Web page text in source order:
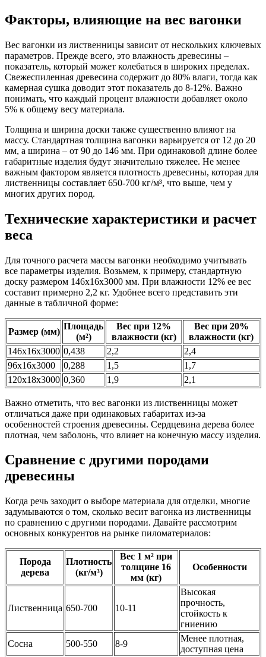
Факторы, влияющие на вес вагонки
Вес вагонки из лиственницы зависит от нескольких ключевых
параметров. Прежде всего, это влажность древесины –
показатель, который может колебаться в широких пределах.
Свежеспиленная древесина содержит до 80% влаги, тогда как
камерная сушка доводит этот показатель до 8-12%. Важно
понимать, что каждый процент влажности добавляет около
5% к общему весу материала.
Толщина и ширина доски также существенно влияют на
массу. Стандартная толщина вагонки варьируется от 12 до 20
мм, а ширина – от 90 до 146 мм. При одинаковой длине более
габаритные изделия будут значительно тяжелее. Не менее
важным фактором является плотность древесины, которая для
лиственницы составляет 650-700 кг/м³, что выше, чем у
многих других пород.
Технические характеристики и расчет
веса
Для точного расчета массы вагонки необходимо учитывать
все параметры изделия. Возьмем, к примеру, стандартную
доску размером 146х16х3000 мм. При влажности 12% ее вес
составит примерно 2,2 кг. Удобнее всего представить эти
данные в табличной форме:
Размер (мм)
Площадь
(м²)
Вес при 12%
влажности (кг)
Вес при 20%
влажности (кг)
146х16х3000 0,438 2,2
2,4
96х16х3000
0,288 1,5
1,7
120х18х3000 0,360 1,9 2,1
Важно отметить, что вес вагонки из лиственницы может
отличаться даже при одинаковых габаритах из-за
особенностей строения древесины. Сердцевина дерева более
плотная, чем заболонь, что влияет на конечную массу изделия.
Сравнение с другими породами
древесины
Когда речь заходит о выборе материала для отделки, многие
задумываются о том, сколько весит вагонка из лиственницы
по сравнению с другими породами. Давайте рассмотрим
основных конкурентов на рынке пиломатериалов:
Порода
дерева
Плотность
(кг/м³)
Вес 1 м² при
толщине 16
мм (кг)
Особенности
Лиственница 650-700 10-11
Высокая
прочность,
стойкость к
гниению
Сосна
500-550 8-9
Менее плотная,
доступная цена